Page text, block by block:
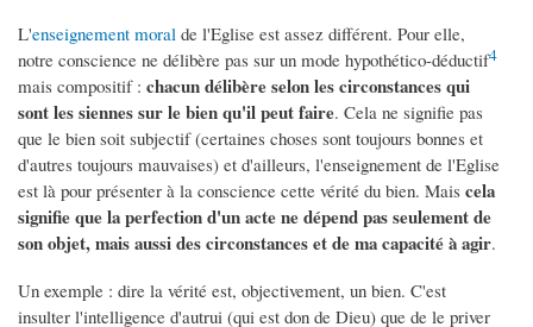
L'enseignement moral de l'Eglise est assez différent. Pour elle,
notre conscience ne délibère pas sur un mode hypothético-déductif4
mais compositif : chacun délibère selon les circonstances qui
sont les siennes sur le bien qu'il peut faire. Cela ne signifie pas
que le bien soit subjectif (certaines choses sont toujours bonnes et
d'autres toujours mauvaises) et d'ailleurs, l'enseignement de l'Eglise
est là pour présenter à la conscience cette vérité du bien. Mais cela
signifie que la perfection d'un acte ne dépend pas seulement de
son objet, mais aussi des circonstances et de ma capacité à agir.
Un exemple : dire la vérité est, objectivement, un bien. C'est
insulter l'intelligence d'autrui (qui est don de Dieu) que de le priver